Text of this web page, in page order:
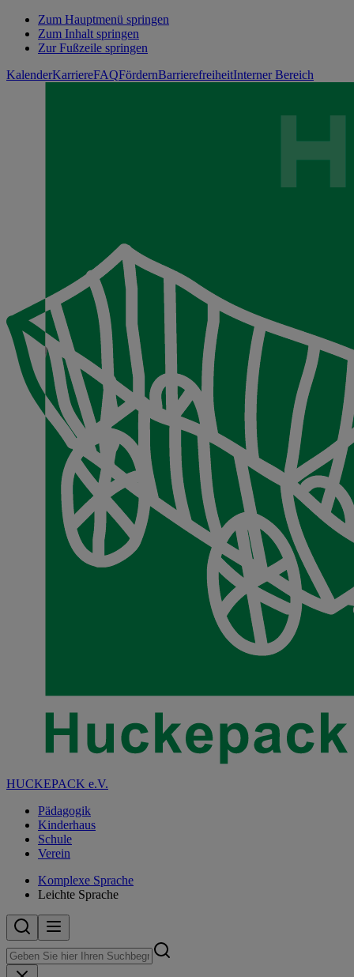
Zum Hauptmenü springen
Zum Inhalt springen
Zur Fußzeile springen
KalenderKarriereFAQFördernBarrierefreiheitInterner Bereich
HUCKEPACK e.V.
Pädagogik
Kinderhaus
Schule
Verein
Komplexe Sprache
Leichte Sprache